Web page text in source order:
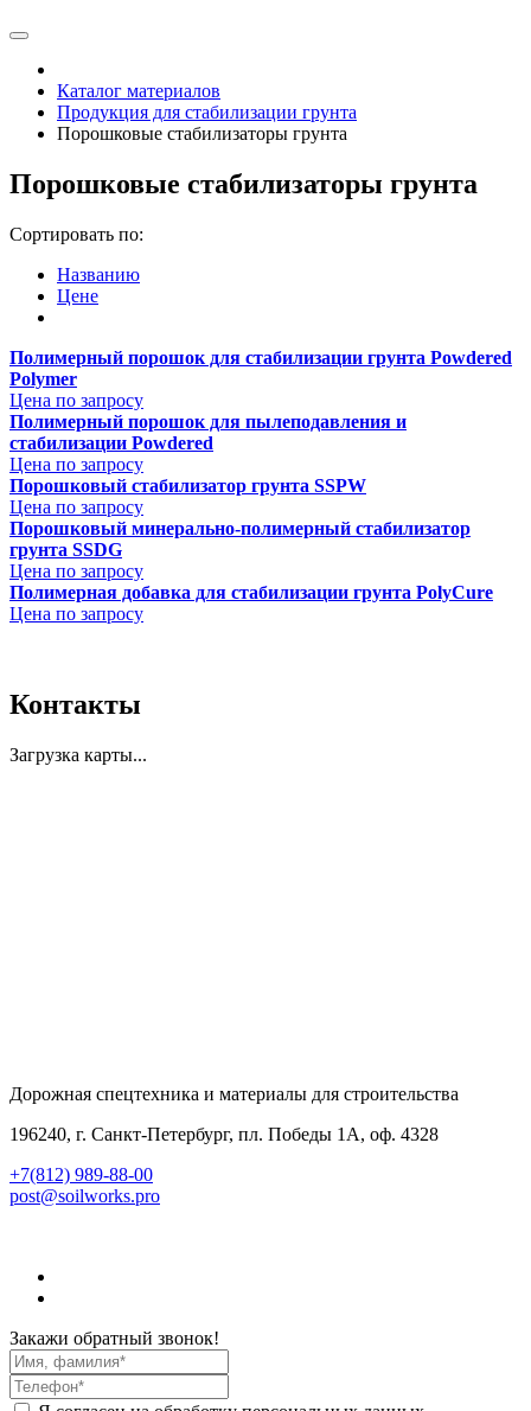
Каталог материалов
Продукция для стабилизации грунта
Порошковые стабилизаторы грунта
Порошковые стабилизаторы грунта
Сортировать по:
Названию
Цене
Полимерный порошок для стабилизации грунта Powdered
Polymer
Цена по запросу
Полимерный порошок для пылеподавления и
стабилизации Powdered
Цена по запросу
Порошковый стабилизатор грунта SSPW
Цена по запросу
Порошковый минерально-полимерный стабилизатор
грунта SSDG
Цена по запросу
Полимерная добавка для стабилизации грунта PolyCure
Цена по запросу
Контакты
Загрузка карты...
Дорожная спецтехника и материалы для строительства
196240, г. Санкт-Петербург, пл. Победы 1А, оф. 4328
+7(812) 989-88-00
post@soilworks.pro
Закажи обратный звонок!